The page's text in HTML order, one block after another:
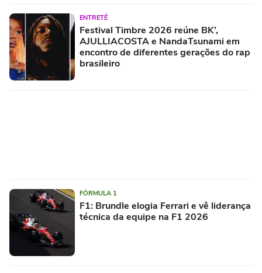
ENTRETÊ
Festival Timbre 2026 reúne BK’,
AJULLIACOSTA e NandaTsunami em
encontro de diferentes gerações do rap
brasileiro
FÓRMULA 1
F1: Brundle elogia Ferrari e vê liderança
técnica da equipe na F1 2026